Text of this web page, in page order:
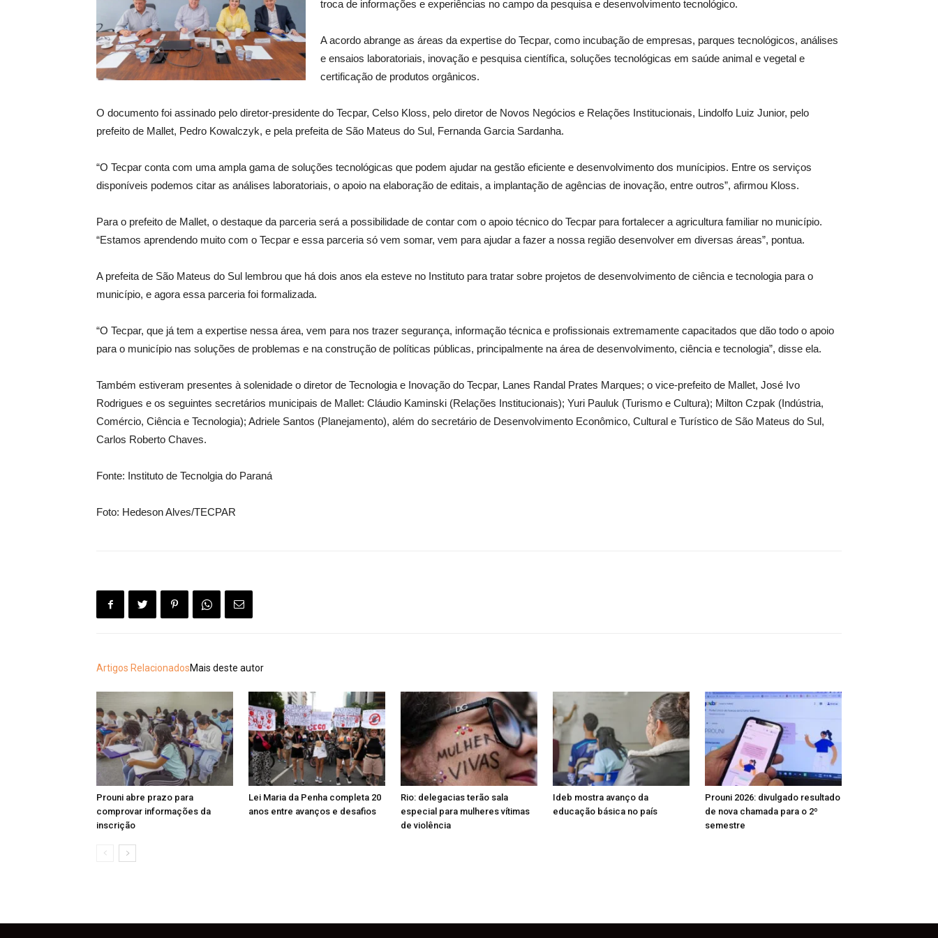
troca de informações e experiências no campo da pesquisa e desenvolvimento tecnológico.
A acordo abrange as áreas da expertise do Tecpar, como incubação de empresas, parques tecnológicos, análises
e ensaios laboratoriais, inovação e pesquisa científica, soluções tecnológicas em saúde animal e vegetal e
certificação de produtos orgânicos.
O documento foi assinado pelo diretor-presidente do Tecpar, Celso Kloss, pelo diretor de Novos Negócios e Relações Institucionais, Lindolfo Luiz Junior, pelo
prefeito de Mallet, Pedro Kowalczyk, e pela prefeita de São Mateus do Sul, Fernanda Garcia Sardanha.
“O Tecpar conta com uma ampla gama de soluções tecnológicas que podem ajudar na gestão eficiente e desenvolvimento dos munícipios. Entre os serviços
disponíveis podemos citar as análises laboratoriais, o apoio na elaboração de editais, a implantação de agências de inovação, entre outros”, afirmou Kloss.
Para o prefeito de Mallet, o destaque da parceria será a possibilidade de contar com o apoio técnico do Tecpar para fortalecer a agricultura familiar no município.
“Estamos aprendendo muito com o Tecpar e essa parceria só vem somar, vem para ajudar a fazer a nossa região desenvolver em diversas áreas”, pontua.
A prefeita de São Mateus do Sul lembrou que há dois anos ela esteve no Instituto para tratar sobre projetos de desenvolvimento de ciência e tecnologia para o
município, e agora essa parceria foi formalizada.
“O Tecpar, que já tem a expertise nessa área, vem para nos trazer segurança, informação técnica e profissionais extremamente capacitados que dão todo o apoio
para o município nas soluções de problemas e na construção de políticas públicas, principalmente na área de desenvolvimento, ciência e tecnologia”, disse ela.
Também estiveram presentes à solenidade o diretor de Tecnologia e Inovação do Tecpar, Lanes Randal Prates Marques; o vice-prefeito de Mallet, José Ivo
Rodrigues e os seguintes secretários municipais de Mallet: Cláudio Kaminski (Relações Institucionais); Yuri Pauluk (Turismo e Cultura); Milton Czpak (Indústria,
Comércio, Ciência e Tecnologia); Adriele Santos (Planejamento), além do secretário de Desenvolvimento Econômico, Cultural e Turístico de São Mateus do Sul,
Carlos Roberto Chaves.
Fonte: Instituto de Tecnolgia do Paraná
Foto: Hedeson Alves/TECPAR
Artigos RelacionadosMais deste autor
Prouni abre prazo para
comprovar informações da
inscrição
Lei Maria da Penha completa 20
anos entre avanços e desafios
Rio: delegacias terão sala
especial para mulheres vítimas
de violência
Ideb mostra avanço da
educação básica no país
Prouni 2026: divulgado resultado
de nova chamada para o 2º
semestre